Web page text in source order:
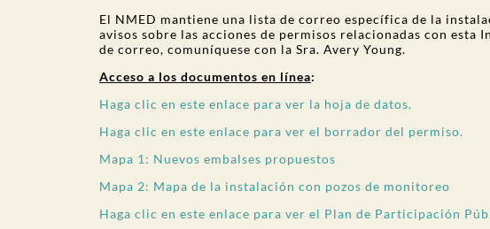
El NMED mantiene una lista de correo específica de la
avisos sobre las acciones de permisos relacionadas con esta
de correo, comuníquese con la Sra. Avery Young.
Acceso a los documentos en línea:
Haga clic en este enlace para ver la hoja de datos.
Haga clic en este enlace para ver el borrador del permiso.
Mapa 1: Nuevos embalses propuestos
Mapa 2: Mapa de la instalación con pozos de monitoreo
Haga clic en este enlace para ver el Plan de Participación